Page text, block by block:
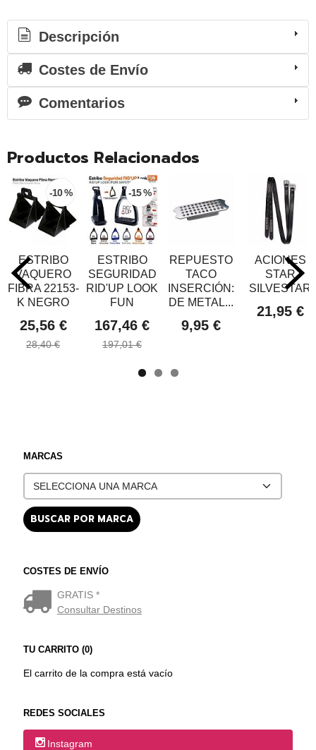
MARCAS
COSTES DE ENVÍO
GRATIS *
Consultar Destinos
TU CARRITO (0)
El carrito de la compra está vacío
REDES SOCIALES
Instagram
Descripción
Costes de Envío
Comentarios
Productos Relacionados
-10 %
ESTRIBO
VAQUERO
FIBRA 22153-
K NEGRO
25,56 €
28,40 €
-15 %
ESTRIBO
SEGURIDAD
RID'UP LOOK
FUN
167,46 €
197,01 €
REPUESTO
TACO
INSERCIÓN:
DE METAL...
9,95 €
ACIONES
STAR
SILVESTAR
21,95 €